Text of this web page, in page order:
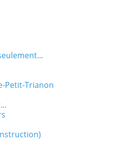
Petit-Trianon